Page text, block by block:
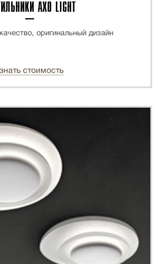
AXO LIGHT
оригинальный дизайн
стоимость